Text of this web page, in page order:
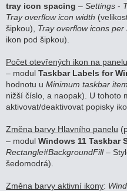
tray icon spacing – Settings -
Tray overflow icon width
šipkou), Tray overflow icons per
ikon pod šipkou).
Počet otevřených ikon na
– modul Taskbar Labels for
hodnotu u Minimum taskbar
nižší číslo, a naopak). U tohoto
aktivovat/deaktivovat popisky
Změna barvy Hlavního panelu
– modul Windows 11 Taskbar
Rectangle#BackgroundFill–
šedomodrá).
Změna barvy aktivní ikony: